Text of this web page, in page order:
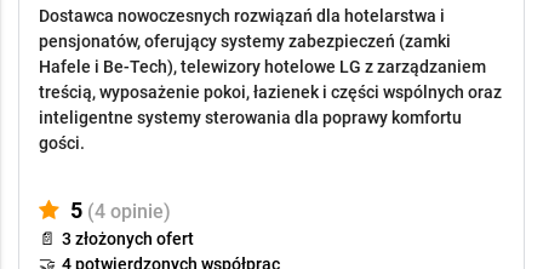
Dostawca nowoczesnych rozwiązań dla hotelarstwa i
pensjonatów, oferujący systemy zabezpieczeń (zamki
Hafele i Be-Tech), telewizory hotelowe LG z zarządzaniem
treścią, wyposażenie pokoi, łazienek i części wspólnych oraz
inteligentne systemy sterowania dla poprawy komfortu
gości.
5(4 opinie)